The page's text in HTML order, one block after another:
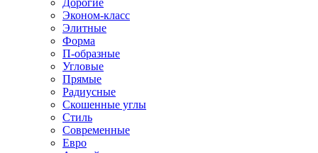
Дорогие
Эконом-класс
Элитные
Форма
П-образные
Угловые
Прямые
Радиусные
Скошенные углы
Стиль
Современные
Евро